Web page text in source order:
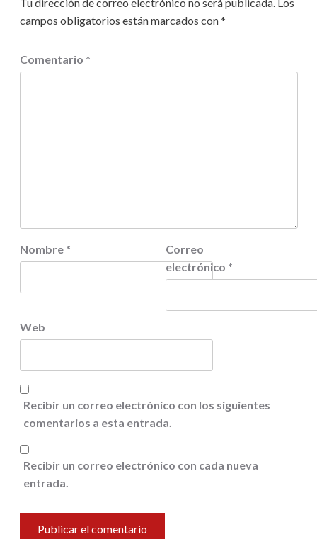
campos obligatorios están marcados con*
Comentario *
Nombre *
Correo
electrónico *
Web
Recibir un correo electrónico con los siguientes
comentarios a esta entrada.
Recibir un correo electrónico con cada nueva
entrada.